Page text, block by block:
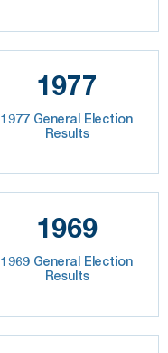
1977
1977 General Election
Results
1969
1969 General Election
Results